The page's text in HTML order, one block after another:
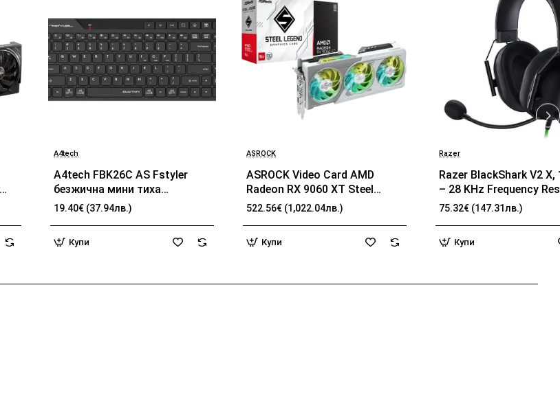
A4tech
A4tech FBK26C AS Fstyler
безжичнa мини тиха
клавиатура, Multi-mode,
презареждаема батерия,
19.40€ (37.94лв.)
Купи
ASROCK
ASROCK Video Card AMD
Radeon RX 9060 XT Steel
Legend OC 16GB GDDR6 128-
bit HDMI 2x DP
522.56€ (1,022.04лв.)
Купи
Razer
Razer BlackShark V2 X,
– 28 KHz Frequency
32 Ω (1 kHz)
TriForce Driver,
passive noise
75.32€ (147.31лв.)
Купи